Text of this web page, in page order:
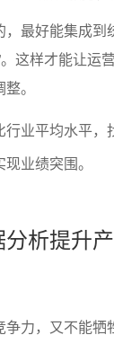
最好能集成到
这样才能让运
。
行业平均水平，
业绩突围。
析提升
争力，又不能牺